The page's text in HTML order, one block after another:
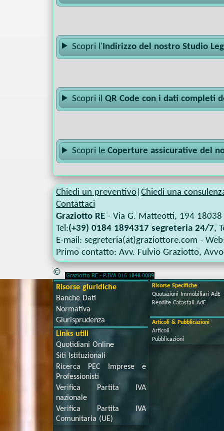
Scopri l' Indirizzo del nostro Studio
Scopri ilQR Code con i dati completi
Scopri leCoperture assicurative del
Chiedi un preventivo Chiedi una
Contattaci
Graziotto RE - Via G. Matteotti, 194 18038
Tel:(+39) 0184 1894317 segreteria 24/7,
E-mail: segreteria(at)graziottore.com -
Primo contatto: Avv. Fulvio Graziotto,
©
Risorse giuridiche
Banche Dati
Normativa
Giurisprudenza
Links utili
Quotidiani Online
Siti Istituzionali
Ricerca PEC Imprese e
Professionisti
Verifica Partita IVA
nazionale
Verifica Partita IVA
Comunitaria (UE)
Risorse Specifiche
Quotazioni Immobiliari AdE
Rendite Catastali AdE
Articoli & Pubblicazioni
Articoli
Pubblicazioni